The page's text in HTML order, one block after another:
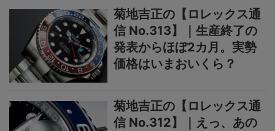
菊地吉正の【ロレックス通
信 No.313】｜生産終了の
発表からほぼ2カ月。実勢
価格はいまおいくら？
菊地吉正の【ロレックス通
信 No.312】｜えっ、あの